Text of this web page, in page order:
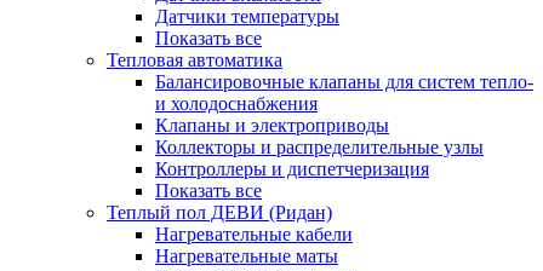
Датчики температуры
Показать все
Тепловая автоматика
Балансировочные клапаны для систем тепло-
и холодоснабжения
Клапаны и электроприводы
Коллекторы и распределительные узлы
Контроллеры и диспетчеризация
Показать все
Теплый пол ДЕВИ (Ридан)
Нагревательные кабели
Нагревательные маты